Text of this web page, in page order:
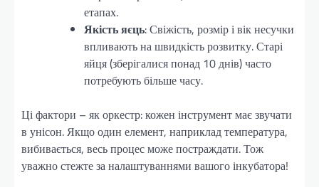
етапах.
Якість яєць: Свіжість, розмір і вік несучки
впливають на швидкість розвитку. Старі
яйця (зберігалися понад 10 днів) часто
потребують більше часу.
Ці фактори – як оркестр: кожен інструмент має звучати
в унісон. Якщо один елемент, наприклад температура,
вибивається, весь процес може постраждати. Тож
уважно стежте за налаштуваннями вашого інкубатора!